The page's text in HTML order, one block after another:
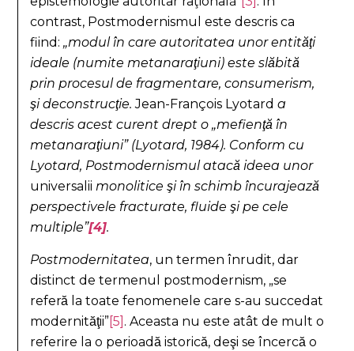
contrast, Postmodernismul este descris ca
fiind:„modul în care autoritatea unor entităţi
ideale (numite metanaraţiuni) este slăbită
prin procesul de fragmentare, consumerism,
şi deconstrucţie.Jean-François Lyotarda
descris acest curent drept o „mefienţă în
metanaraţiuni” (Lyotard, 1984). Conform cu
Lyotard, Postmodernismul atacă ideea unor
universaliimonolitice şi în schimb încurajează
perspectivele fracturate, fluide şi pe cele
multiple”[4].
Postmodernitatea, un termen înrudit, dar
distinct de termenul postmodernism, „se
referă la toate fenomenele care s-au succedat
modernităţii”[5] . Aceasta nu este atât de mult o
referire la o perioadă istorică, deşi se încercă o